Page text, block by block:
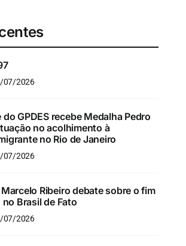
07/2026
GPDES recebe Medalha Pedro
no acolhimento à
no Rio de Janeiro
07/2026
Ribeiro debate sobre o fim
Brasil de Fato
07/2026